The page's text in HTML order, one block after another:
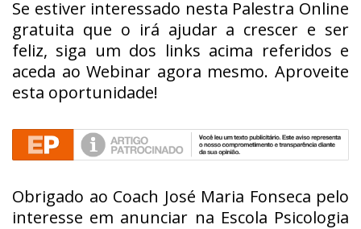
Se estiver interessado nesta Palestra Online
gratuita que o irá ajudar a crescer e ser
feliz, siga um dos links acima referidos e
aceda ao Webinar agora mesmo. Aproveite
esta oportunidade!
Obrigado ao Coach José Maria Fonseca pelo
interesse em anunciar na Escola Psicologia